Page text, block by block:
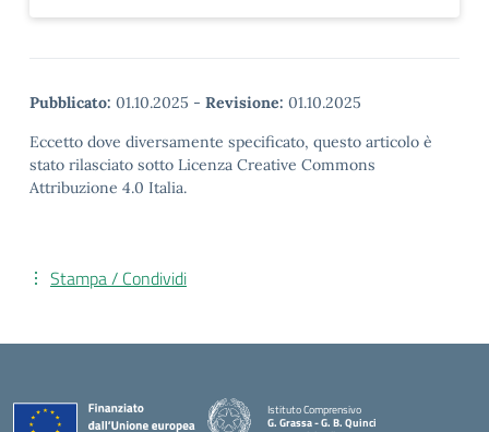
Pubblicato: 01.10.2025 - Revisione: 01.10.2025
Eccetto dove diversamente specificato, questo articolo è
stato rilasciato sotto Licenza Creative Commons
Attribuzione 4.0 Italia.
Stampa / Condividi
Istituto Comprensivo
G. Grassa - G. B. Quinci